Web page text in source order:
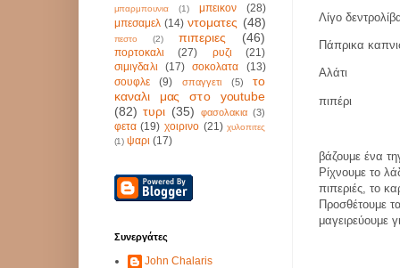
Λίγο
Πάπρικα
Αλάτι
πιπέρι
βάζουμε ένα
Ρίχνουμε το
πιπεριές, το
Προσθέτουμε
μαγειρεύουμε
μπαρμπουνια (1) μπεικον
(28)
μπεσαμελ (14) ντοματες (48)
πεστο (2) πιπεριες (46)
πορτοκαλι (27) ρυζι
(21)
σιμιγδαλι
(17) σοκολατα
(13)
σουφλε
(9) σπαγγετι (5)
το
καναλι μας στο youtube
(82) τυρι (35) φασολακια (3)
φετα (19) χοιρινο (21) χυλοπιτες
(1) ψαρι (17)
Συνεργάτες
John Chalaris